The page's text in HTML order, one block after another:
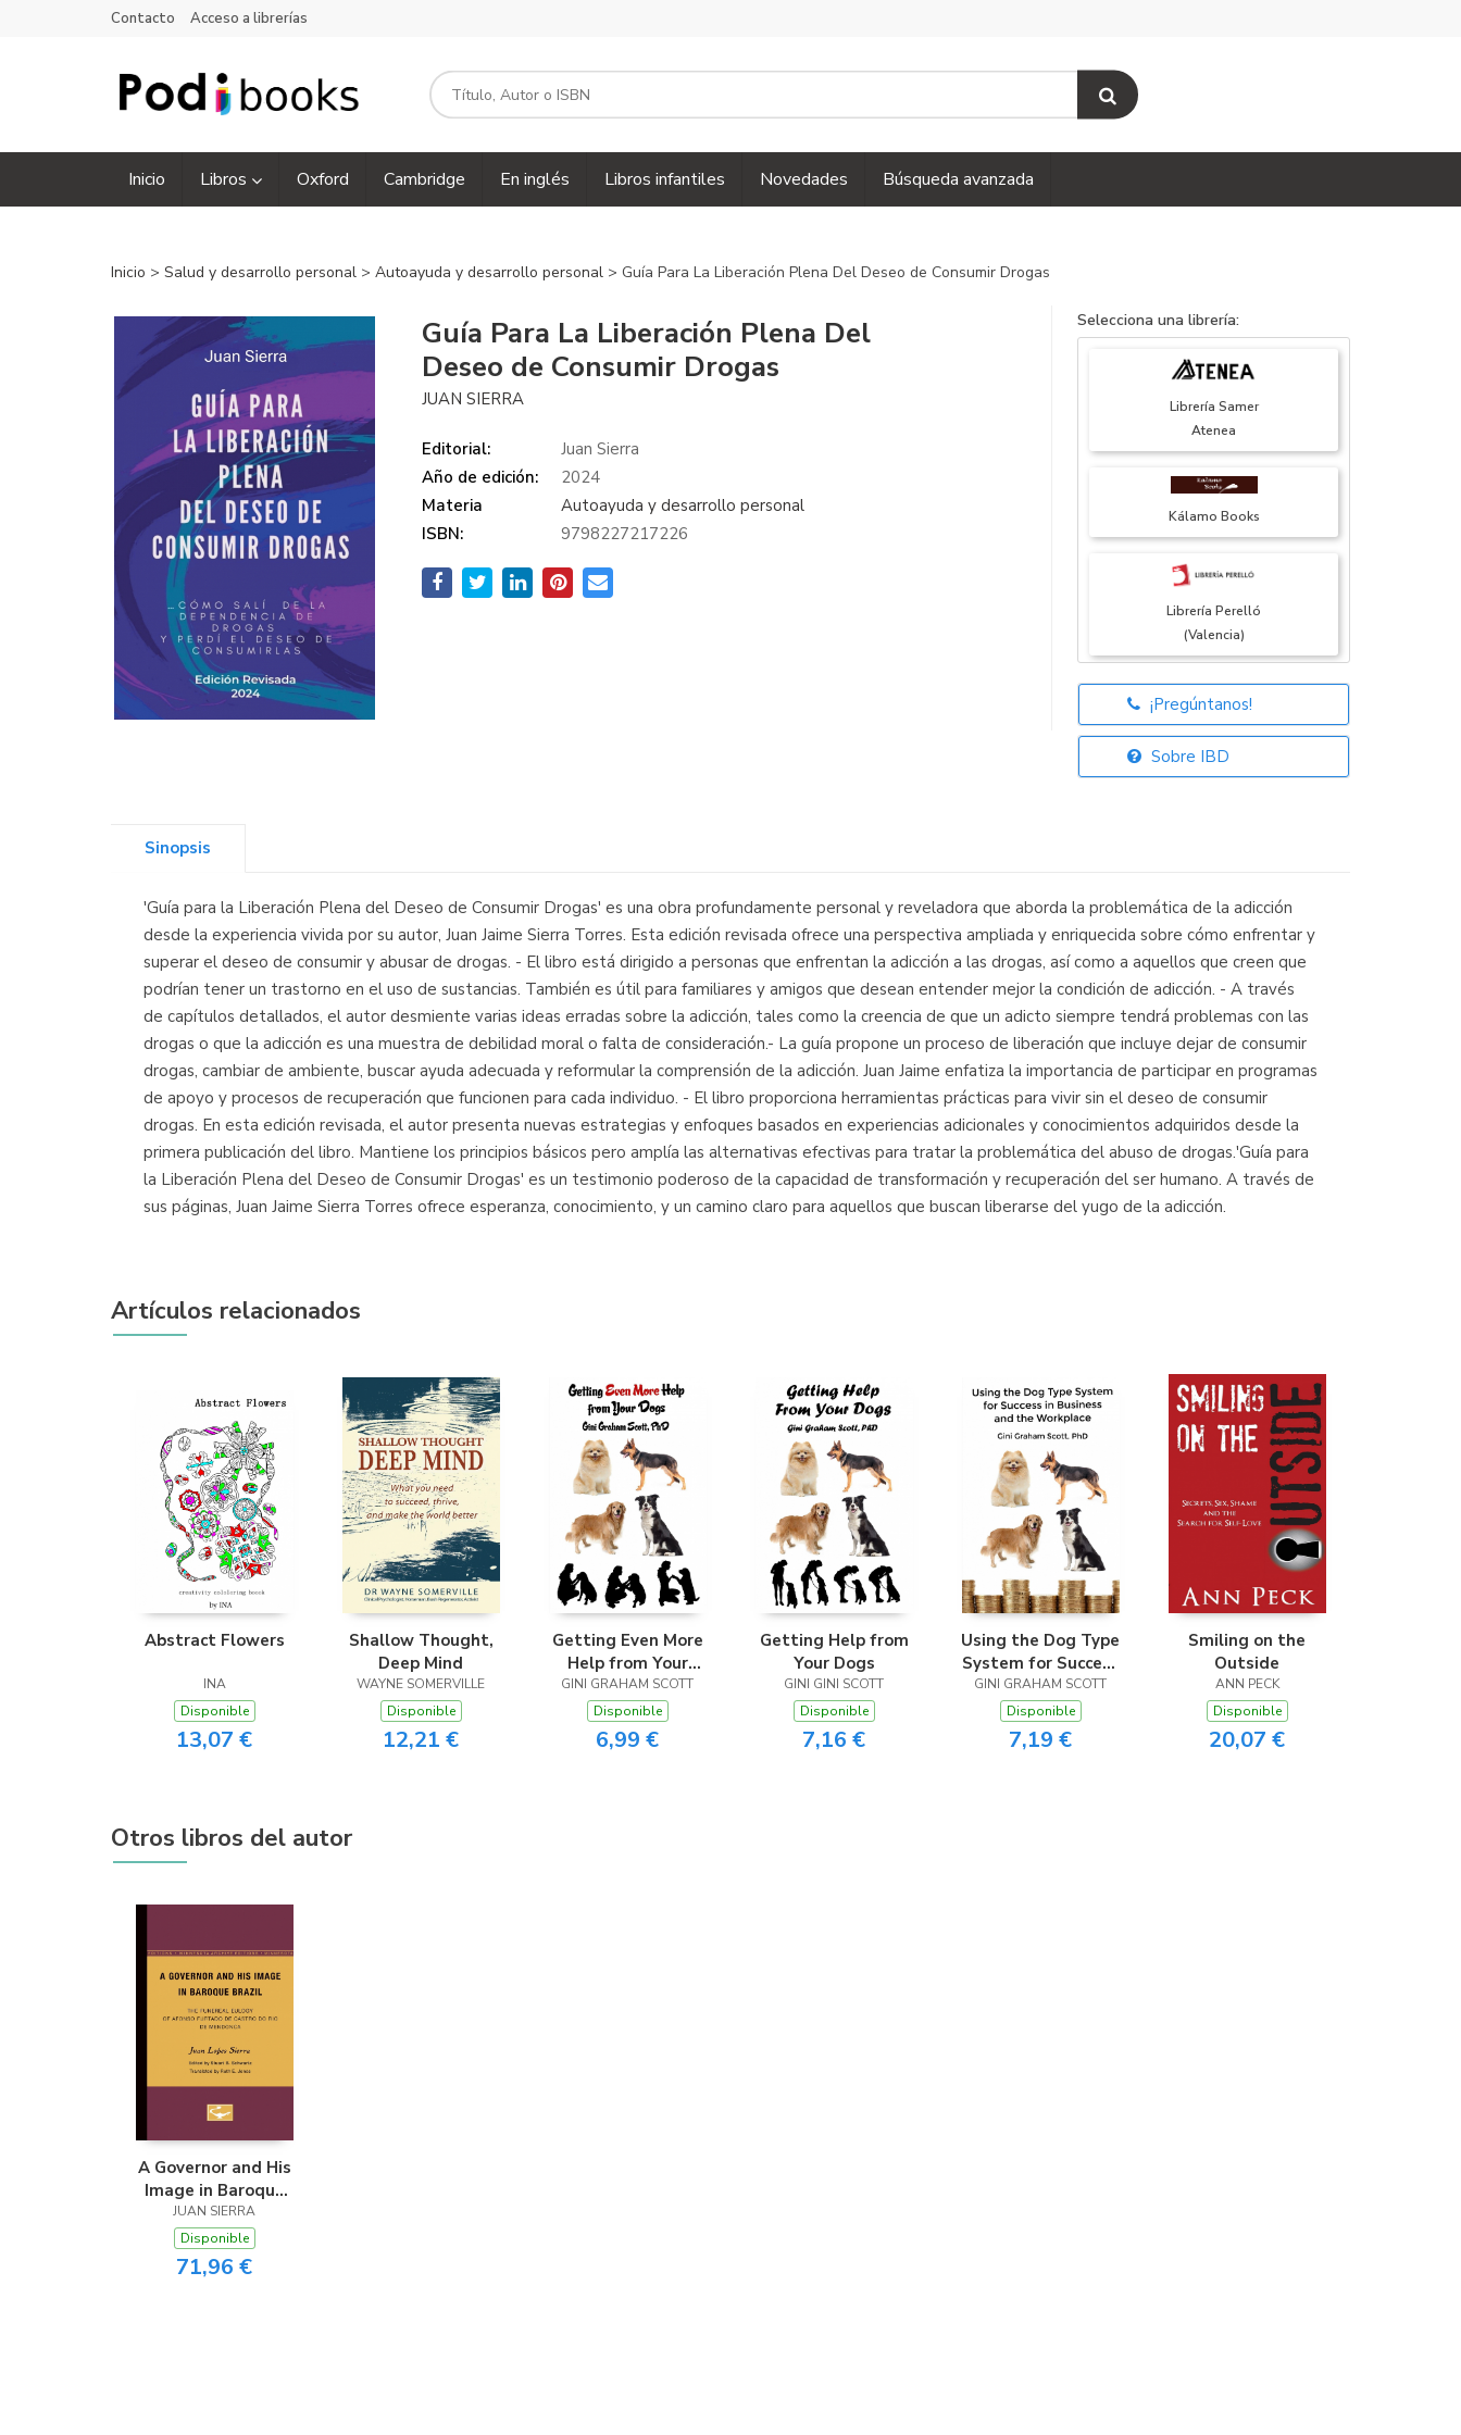
Contacto Acceso a librerías
Inicio Libros Oxford Cambridge En inglés Libros infantiles Novedades Búsqueda avanzada
Inicio > Salud y desarrollo personal > Autoayuda y desarrollo personal > Guía Para La Liberación Plena Del Deseo de Consumir Drogas
Guía Para La Liberación Plena Del
Deseo de Consumir Drogas
JUAN SIERRA
Editorial:
Juan Sierra
Año de edición:
2024
Materia
Autoayuda y desarrollo personal
ISBN:
9798227217226
Selecciona una librería:
Librería Samer
Atenea
Kálamo Books
Librería Perelló
(Valencia)
Librería Elías
(Asturias)
Librería Proteo
¡Pregúntanos!
Sobre IBD
Sinopsis
'Guía para la Liberación Plena del Deseo de Consumir Drogas' es una obra profundamente personal y reveladora que aborda la problemática de la adicción
desde la experiencia vivida por su autor, Juan Jaime Sierra Torres. Esta edición revisada ofrece una perspectiva ampliada y enriquecida sobre cómo enfrentar y
superar el deseo de consumir y abusar de drogas. - El libro está dirigido a personas que enfrentan la adicción a las drogas, así como a aquellos que creen que
podrían tener un trastorno en el uso de sustancias. También es útil para familiares y amigos que desean entender mejor la condición de adicción. - A través
de capítulos detallados, el autor desmiente varias ideas erradas sobre la adicción, tales como la creencia de que un adicto siempre tendrá problemas con las
drogas o que la adicción es una muestra de debilidad moral o falta de consideración.- La guía propone un proceso de liberación que incluye dejar de consumir
drogas, cambiar de ambiente, buscar ayuda adecuada y reformular la comprensión de la adicción. Juan Jaime enfatiza la importancia de participar en programas
de apoyo y procesos de recuperación que funcionen para cada individuo. - El libro proporciona herramientas prácticas para vivir sin el deseo de consumir
drogas. En esta edición revisada, el autor presenta nuevas estrategias y enfoques basados en experiencias adicionales y conocimientos adquiridos desde la
primera publicación del libro. Mantiene los principios básicos pero amplía las alternativas efectivas para tratar la problemática del abuso de drogas.'Guía para
la Liberación Plena del Deseo de Consumir Drogas' es un testimonio poderoso de la capacidad de transformación y recuperación del ser humano. A través de
sus páginas, Juan Jaime Sierra Torres ofrece esperanza, conocimiento, y un camino claro para aquellos que buscan liberarse del yugo de la adicción.
Artículos relacionados
Abstract Flowers
INA
Disponible
13,07 €
Shallow Thought,
Deep Mind
WAYNE SOMERVILLE
Disponible
12,21 €
Getting Even More
Help from Your
Dogs
GINI GRAHAM SCOTT
Disponible
6,99 €
Getting Help from
Your Dogs
GINI GINI SCOTT
Disponible
7,16 €
Using the Dog Type
System for Success
in Business and the
Workplace
GINI GRAHAM SCOTT
Disponible
7,19 €
Smiling on the
Outside
ANN PECK
Disponible
20,07 €
Otros libros del autor
A Governor and His
Image in Baroque
Brazil
JUAN SIERRA
Disponible
71,96 €